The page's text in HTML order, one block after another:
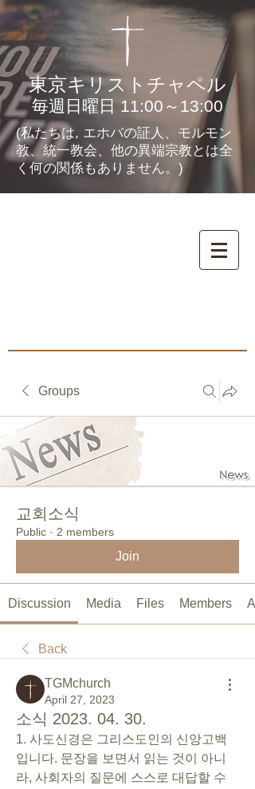
東京キリストチャペル
毎週日曜日 11:00～13:00
(私たちは, エホバの証人、モルモン
教、統一教会、他の異端宗教とは全
く何の関係もありません。)
Groups
교회소식
Public · 2 members
Join
Discussion Media Files Members
Back
TGMchurch
April 27, 2023
소식 2023. 04. 30.
1. 사도신경은 그리스도인의 신앙고백
입니다. 문장을 보면서 읽는 것이 아니
라, 사회자의 질문에 스스로 대답할 수